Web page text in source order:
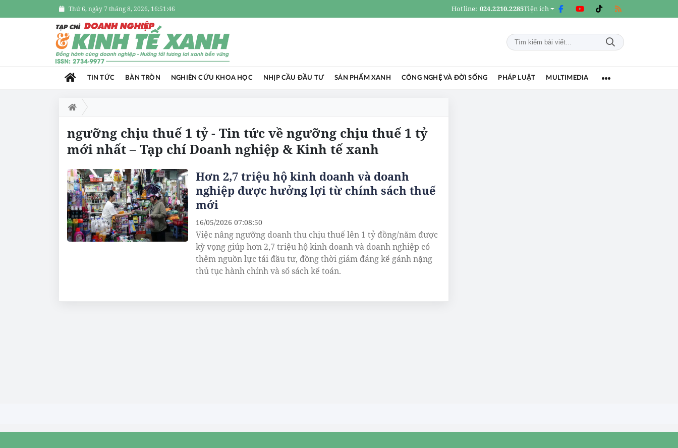
Thứ 6, ngày 7 tháng 8, 2026, 16:51:46 Hotline: 024.2210.2285Tiện ích
TIN TỨC BÀN TRÒN NGHIÊN CỨU KHOA HỌC NHỊP CẦU ĐẦU TƯ SẢN PHẨM XANH CÔNG NGHỆ VÀ ĐỜI SỐNG PHÁP LUẬT MULTIMEDIA
ngưỡng chịu thuế 1 tỷ - Tin tức về ngưỡng chịu thuế 1 tỷ
mới nhất – Tạp chí Doanh nghiệp & Kinh tế xanh
Hơn 2,7 triệu hộ kinh doanh và doanh
nghiệp được hưởng lợi từ chính sách thuế
mới
Việc nâng ngưỡng doanh thu chịu thuế lên 1 tỷ đồng/năm được
kỳ vọng giúp hơn 2,7 triệu hộ kinh doanh và doanh nghiệp có
thêm nguồn lực tái đầu tư, đồng thời giảm đáng kể gánh nặng
thủ tục hành chính và sổ sách kế toán.
16/05/2026 07:08:50